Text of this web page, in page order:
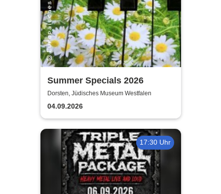
Summer Specials 2026
Dorsten, Jüdisches Museum Westfalen
04.09.2026
17:30 Uhr